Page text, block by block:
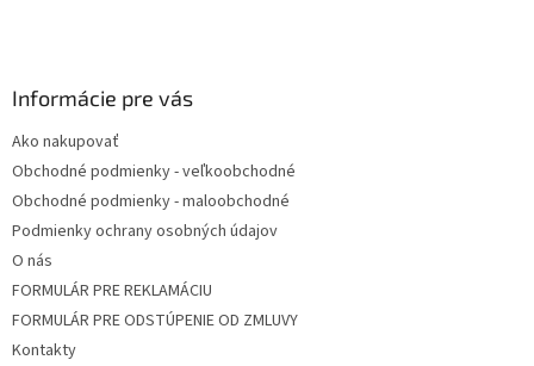
Informácie pre vás
Ako nakupovať
Obchodné podmienky - veľkoobchodné
Obchodné podmienky - maloobchodné
Podmienky ochrany osobných údajov
O nás
FORMULÁR PRE REKLAMÁCIU
FORMULÁR PRE ODSTÚPENIE OD ZMLUVY
Kontakty